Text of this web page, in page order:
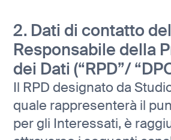
2. Dati di contatto del
Responsabile della
dei Dati (“RPD”/
Il RPD designato da
quale rappresenterà il
per gli Interessati, è